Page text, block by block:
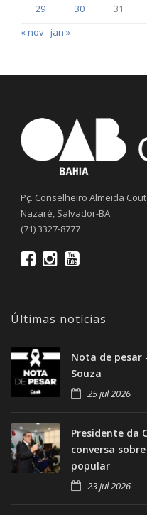
29 30
31
« nov jan »
Pç. Conselheiro Almeida
Nazaré, Salvador-BA
(71) 3327-8777
Últimas notícias
Nota de pesar
Souza
25 jul 2026
Presidente da
conversa
popular
23 jul 2026